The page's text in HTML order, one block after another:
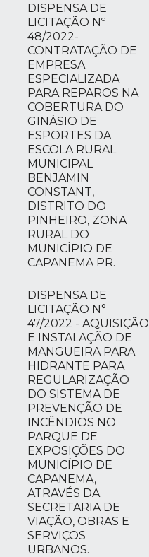
DISPENSA DE
LICITAÇÃO Nº
48/2022-
CONTRATAÇÃO DE
EMPRESA
ESPECIALIZADA
PARA REPAROS NA
COBERTURA DO
GINÁSIO DE
ESPORTES DA
ESCOLA RURAL
MUNICIPAL
BENJAMIN
CONSTANT,
DISTRITO DO
PINHEIRO, ZONA
RURAL DO
MUNICÍPIO DE
CAPANEMA PR.
DISPENSA DE
LICITAÇÃO N°
47/2022 - AQUISIÇÃO
E INSTALAÇÃO DE
MANGUEIRA PARA
HIDRANTE PARA
REGULARIZAÇÃO
DO SISTEMA DE
PREVENÇÃO DE
INCÊNDIOS NO
PARQUE DE
EXPOSIÇÕES DO
MUNICÍPIO DE
CAPANEMA,
ATRAVÉS DA
SECRETARIA DE
VIAÇÃO, OBRAS E
SERVIÇOS
URBANOS.